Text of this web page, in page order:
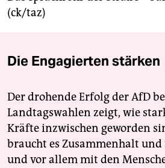
(ck/taz)
Die Engagierten stärken
Der drohende Erfolg der AfD
Landtagswahlen zeigt, wie
Kräfte inzwischen geworden
braucht es Zusammenhalt
und vor allem mit den